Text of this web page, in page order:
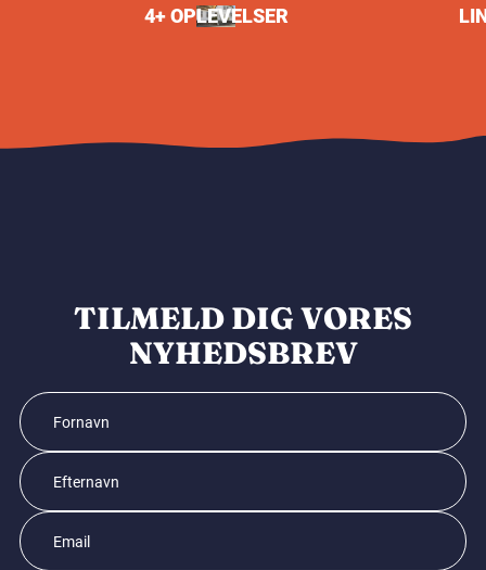
4+ OPLEVELSER
TILMELD DIG VORES
NYHEDSBREV